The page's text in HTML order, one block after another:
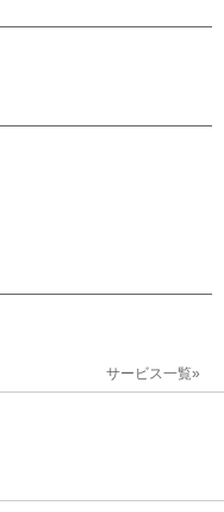
サービス一覧»